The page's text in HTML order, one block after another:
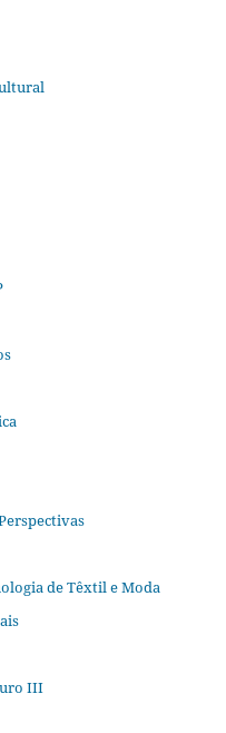
de Têxtil e Moda
III